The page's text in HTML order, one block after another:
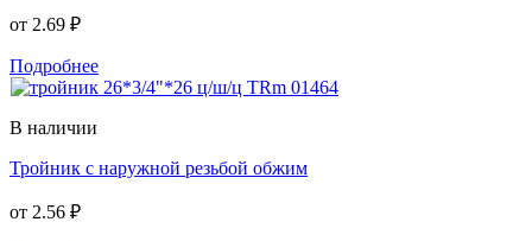
от 2.69 ₽
Подробнее
В наличии
Тройник с наружной резьбой обжим
от 2.56 ₽